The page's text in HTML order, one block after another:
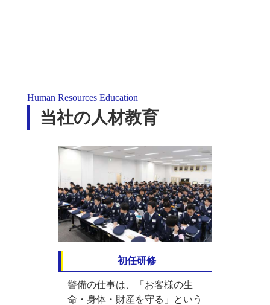
Human Resources Education
当社の人材教育
初任研修
警備の仕事は、「お客様の生
命・身体・財産を守る」という